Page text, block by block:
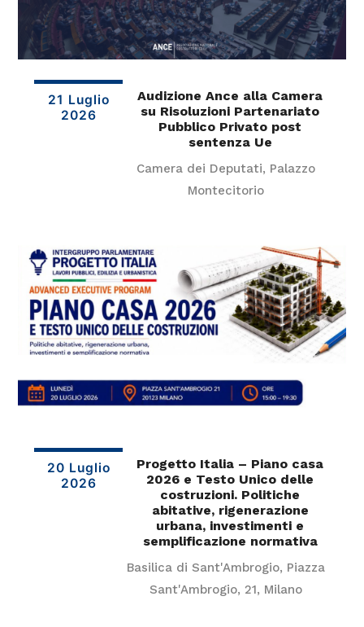
21 Luglio
2026
Audizione Ance alla Camera
su Risoluzioni Partenariato
Pubblico Privato post
sentenza Ue
Camera dei Deputati, Palazzo
Montecitorio
20 Luglio
2026
Progetto Italia – Piano casa
2026 e Testo Unico delle
costruzioni. Politiche
abitative, rigenerazione
urbana, investimenti e
semplificazione normativa
Basilica di Sant'Ambrogio, Piazza
Sant'Ambrogio, 21, Milano